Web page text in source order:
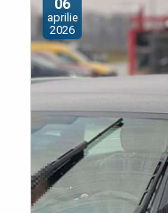
06
aprilie
2026